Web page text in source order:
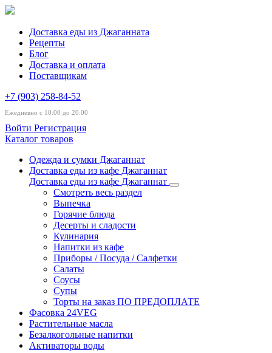
Доставка еды из Джаганната
Рецепты
Блог
Доставка и оплата
Поставщикам
+7 (903) 258-84-52
Ежедневно с 10:00 до 20:00
Войти Регистрация
Каталог товаров
Одежда и сумки Джаганнат
Доставка еды из кафе Джаганнат
Доставка еды из кафе Джаганнат
Смотреть весь раздел
Выпечка
Горячие блюда
Десерты и сладости
Кулинария
Напитки из кафе
Приборы / Посуда / Салфетки
Салаты
Соусы
Супы
Торты на заказ ПО ПРЕДОПЛАТЕ
Фасовка 24VEG
Растительные масла
Безалкогольные напитки
Активаторы воды